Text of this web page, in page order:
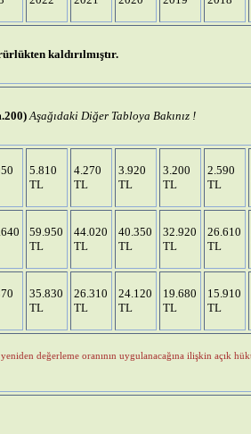
kaldırılmıştır.
Aşağıdaki Diğer Tabloya Bakınız !
5.810
TL
4.270
TL
3.920
TL
3.200
TL
2.590
TL
59.950
TL
44.020
TL
40.350
TL
32.920
TL
26.610
TL
35.830
TL
26.310
TL
24.120
TL
19.680
TL
15.910
TL
değerleme oranının uygulanacağına ilişkin açık